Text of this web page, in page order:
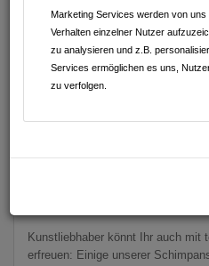
Marketing Services werden von
Verhalten einzelner Nutzer
zu analysieren und z.B.
Services ermöglichen es uns,
zu verfolgen.
Ab 20 € schon könnt Ihr
verschenken. Plus-Patenschaften
für ein ganz bestimmtes Tier, das
persönliches! Hier findet Ihr alle
schwaigern.de/
oder Ihr schreibt uns ein Email
Kunstliebhaber könnt Ihr auch mit
erfreuen: Einige unserer